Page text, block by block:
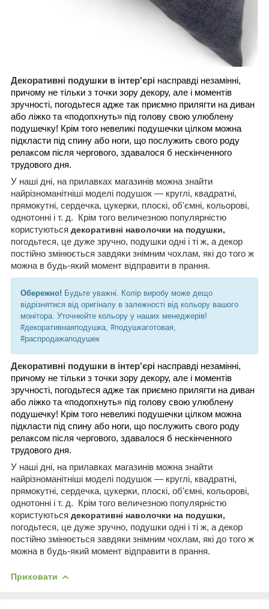
Декоративні подушки в інтер'єрі насправді незамінні,
причому не тільки з точки зору декору, але і моментів
зручності, погодьтеся адже так приємно прилягти на диван
або ліжко та «подопхнуть» під голову свою улюблену
подушечку! Крім того невеликі подушечки цілком можна
підкласти під спину або ноги, що послужить свого роду
релаксом після чергового, здавалося б нескінченного
трудового дня.
У наші дні, на прилавках магазинів можна знайти
найрізноманітніші моделі подушок — круглі, квадратні,
прямокутні, сердечка, цукерки, плоскі, об'ємні, кольорові,
однотонні і т. д. Крім того величезною популярністю
користуються декоративні наволочки на подушки,
погодьтеся, це дуже зручно, подушки одні і ті ж, а декор
постійно змінюється завдяки знімним чохлам, які до того ж
можна в будь-який момент відправити в прання.
Обережно! Будьте уважні. Колір виробу може дещо
відрізнятися від оригіналу в залежності від кольору вашого
монітора. Уточнюйте кольору у наших менеджерів!
#декоративнаяподушка, #подушкаготовая,
#распродажаподушек
Декоративні подушки в інтер'єрі насправді незамінні,
причому не тільки з точки зору декору, але і моментів
зручності, погодьтеся адже так приємно прилягти на диван
або ліжко та «подопхнуть» під голову свою улюблену
подушечку! Крім того невеликі подушечки цілком можна
підкласти під спину або ноги, що послужить свого роду
релаксом після чергового, здавалося б нескінченного
трудового дня.
У наші дні, на прилавках магазинів можна знайти
найрізноманітніші моделі подушок — круглі, квадратні,
прямокутні, сердечка, цукерки, плоскі, об'ємні, кольорові,
однотонні і т. д. Крім того величезною популярністю
користуються декоративні наволочки на подушки,
погодьтеся, це дуже зручно, подушки одні і ті ж, а декор
постійно змінюється завдяки знімним чохлам, які до того ж
можна в будь-який момент відправити в прання.
Приховати